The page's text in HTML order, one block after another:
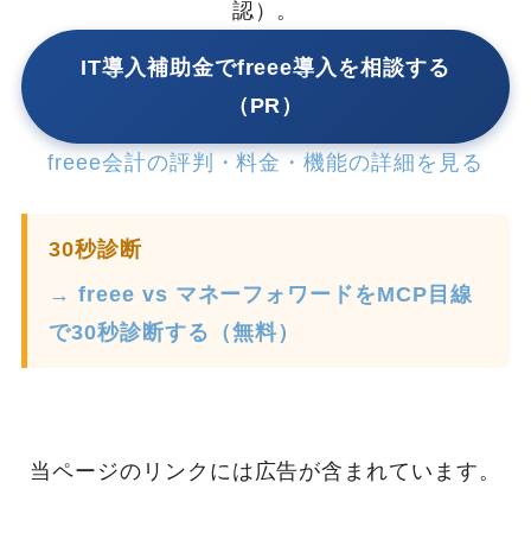
認）。
IT導入補助金でfreee導入を相談する
（PR）
freee会計の評判・料金・機能の詳細を見る
30秒診断
→ freee vs マネーフォワードをMCP目線
で30秒診断する（無料）
当ページのリンクには広告が含まれています。